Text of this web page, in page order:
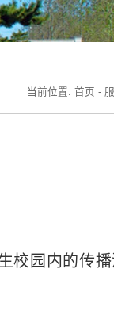
当前位置: 首页 -
校园内的传